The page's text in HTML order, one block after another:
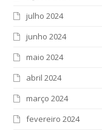
julho 2024
junho 2024
maio 2024
abril 2024
março 2024
fevereiro 2024